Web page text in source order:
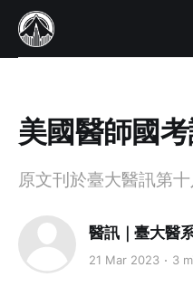
美國醫師國
原文刊於臺大醫訊第十
醫訊｜臺大醫
21 Mar 2023 3